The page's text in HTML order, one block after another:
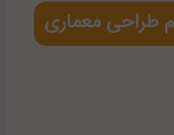
طراحی معماری